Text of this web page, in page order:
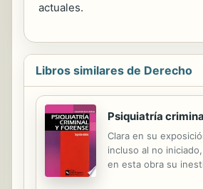
actuales.
Libros similares de Derecho
Psiquiatría
Clara en su
incluso al no
en esta obra su